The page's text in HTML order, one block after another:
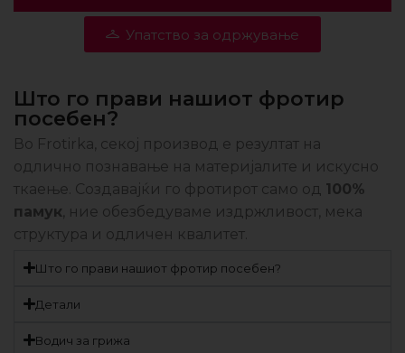
Упатство за одржување
Што го прави нашиот фротир
посебен?
Во Frotirka, секој производ е резултат на
одлично познавање на материјалите и искусно
ткаење. Создавајќи го фротирот само од 100%
памук , ние обезбедуваме издржливост, мека
структура и одличен квалитет.
Што го прави нашиот фротир посебен?
Детали
Водич за грижа